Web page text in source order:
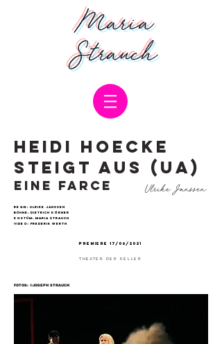
Maria
Strauch
heidi hoecke
steigt aus (ua)
eine Farce Ulrike Janssen
regie: Ulrike Janssen
Bühne: dietrich Körner
k ostüm: Maria Strauch
video: frederik Werth
PREMIERe 17/06/2021
theater der keller
FOTOS: ©JOSEPH STRAUCH